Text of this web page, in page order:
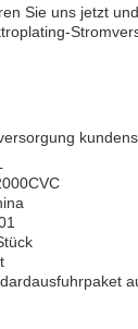
Sie uns jetzt